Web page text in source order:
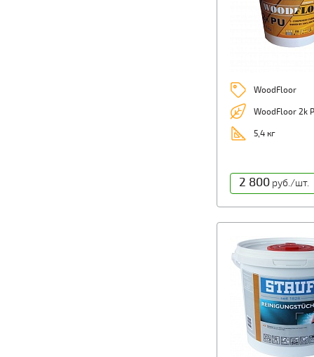
WoodFloor
WoodFloor 2k
5,4 кг
2 800руб./шт.